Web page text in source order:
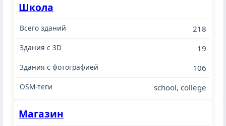
Школа
218
19
106
school, college
Магазин